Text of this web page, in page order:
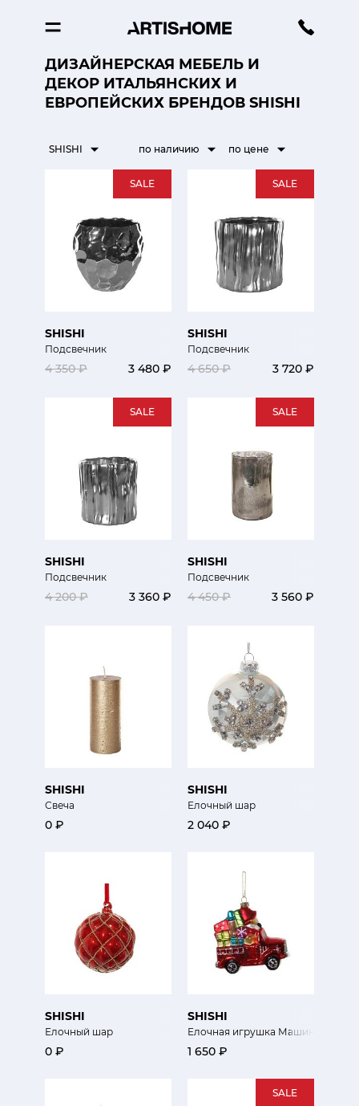
ДИЗАЙНЕРСКАЯ МЕБЕЛЬ И
ДЕКОР ИТАЛЬЯНСКИХ И
ЕВРОПЕЙСКИХ БРЕНДОВ SHISHI
SHISHI по наличию по цене
SALE
SHISHI
Подсвечник
4 350 ₽ 3 480 ₽
SALE
SHISHI
Подсвечник
4 650 ₽ 3 720 ₽
SALE
SHISHI
Подсвечник
4 200 ₽ 3 360 ₽
SALE
SHISHI
Подсвечник
4 450 ₽ 3 560 ₽
SHISHI
Свеча
0 ₽
SHISHI
Елочный шар
2 040 ₽
SHISHI
Елочный шар
0 ₽
SHISHI
Елочная игрушка Машинка
1 650 ₽
SALE